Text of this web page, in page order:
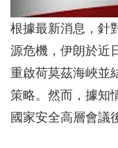
根據最新消息，針
源危機，伊朗於近
重啟荷莫茲海峽並
策略。然而，據知
國家安全高層會議